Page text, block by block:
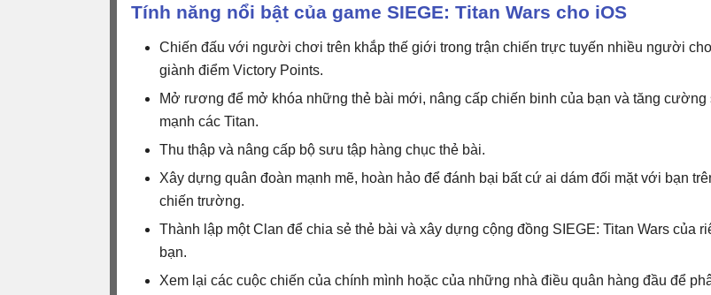
Tính năng nổi bật của game SIEGE: Titan Wars cho iOS
Chiến đấu với người chơi trên khắp thế giới trong trận chiến trực tuyến nhiều người
giành điểm Victory Points.
Mở rương để mở khóa những thẻ bài mới, nâng cấp chiến binh của bạn và tăng cường
mạnh các Titan.
Thu thập và nâng cấp bộ sưu tập hàng chục thẻ bài.
Xây dựng quân đoàn mạnh mẽ, hoàn hảo để đánh bại bất cứ ai dám đối mặt với bạn
chiến trường.
Thành lập một Clan để chia sẻ thẻ bài và xây dựng cộng đồng SIEGE: Titan Wars của
bạn.
Xem lại các cuộc chiến của chính mình hoặc của những nhà điều quân hàng đầu để